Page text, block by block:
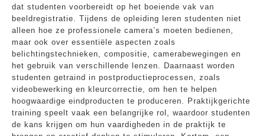
dat studenten voorbereidt op het boeiende vak van
beeldregistratie. Tijdens de opleiding leren studenten niet
alleen hoe ze professionele camera’s moeten bedienen,
maar ook over essentiële aspecten zoals
belichtingstechnieken, compositie, camerabewegingen en
het gebruik van verschillende lenzen. Daarnaast worden
studenten getraind in postproductieprocessen, zoals
videobewerking en kleurcorrectie, om hen te helpen
hoogwaardige eindproducten te produceren. Praktijkgerichte
training speelt vaak een belangrijke rol, waardoor studenten
de kans krijgen om hun vaardigheden in de praktijk te